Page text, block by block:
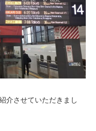
）
上）
）
介させていただきまし